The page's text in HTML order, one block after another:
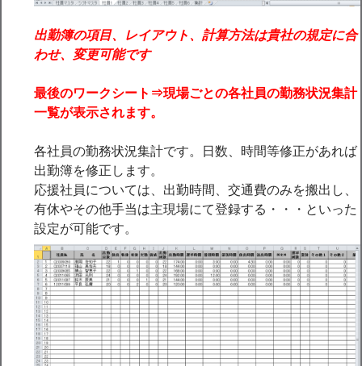
出勤簿の項目、レイアウト、計算方法は貴社の規定に合
わせ、変更可能です
最後のワークシート⇒現場ごとの各社員の勤務状況集計
一覧が表示されます。
各社員の勤務状況集計です。日数、時間等修正があれば
出勤簿を修正します。
応援社員については、出勤時間、交通費のみを搬出し、
有休やその他手当は主現場にて登録する・・・といった
設定が可能です。